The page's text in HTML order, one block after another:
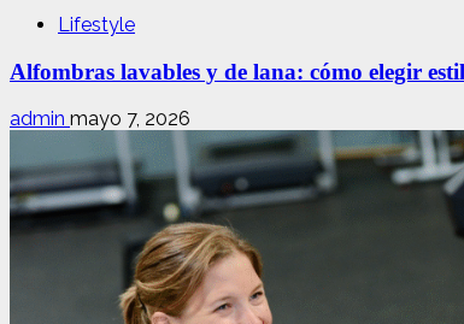
Lifestyle
Alfombras lavables y de lana: cómo elegir
admin mayo 7, 2026